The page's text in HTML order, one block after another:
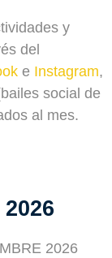
y
del
e Instagram,
social de
al mes.
2026